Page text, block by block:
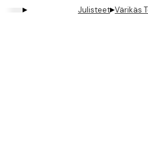
▸ Julisteet▸Värikäs